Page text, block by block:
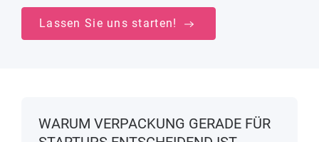
Lassen Sie uns starten!
WARUM VERPACKUNG GERADE FÜR